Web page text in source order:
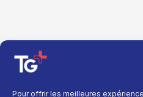
Pour offrir les meilleures